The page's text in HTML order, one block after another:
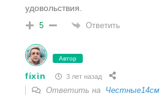
удовольствия.
5 Ответить
Автор
fixin 3 лет назад
Ответить на Честные14см